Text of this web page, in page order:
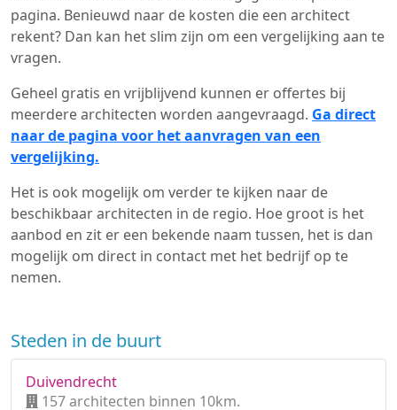
pagina. Benieuwd naar de kosten die een architect
rekent? Dan kan het slim zijn om een vergelijking aan te
vragen.
Geheel gratis en vrijblijvend kunnen er offertes bij
meerdere architecten worden aangevraagd. Ga direct
naar de pagina voor het aanvragen van een
vergelijking.
Het is ook mogelijk om verder te kijken naar de
beschikbaar architecten in de regio. Hoe groot is het
aanbod en zit er een bekende naam tussen, het is dan
mogelijk om direct in contact met het bedrijf op te
nemen.
Steden in de buurt
Duivendrecht
157 architecten binnen 10km.